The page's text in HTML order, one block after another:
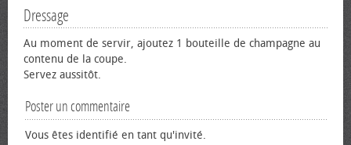
Dressage
Au moment de servir, ajoutez 1 bouteille de champagne au
contenu de la coupe.
Servez aussitôt.
Poster un commentaire
Vous êtes identifié en tant qu'invité.